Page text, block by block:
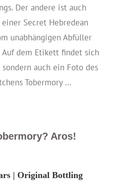
Der andere ist auch
Secret Hebredean
unabhängigen Abfüller
Auf dem Etikett findet sich
auch ein Foto des
Tobermory …
Aros!
| Original Bottling